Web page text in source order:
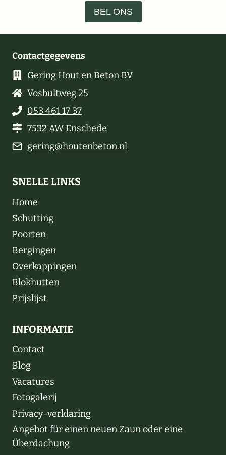
BEL ONS
Contactgegevens
Gering Hout en Beton BV
Vosbultweg 25
053 461 17 37
7532 AW Enschede
gering@houtenbeton.nl
SNELLE LINKS
Home
Schutting
Poorten
Bergingen
Overkappingen
Blokhutten
Prijslijst
INFORMATIE
Contact
Blog
Vacatures
Fotogalerij
Privacy-verklaring
Angebot für einen neuen Zaun oder eine
Überdachung